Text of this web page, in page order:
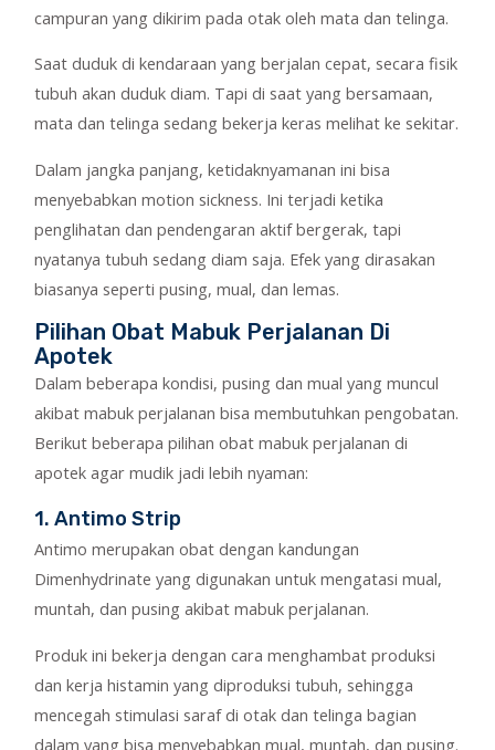
campuran yang dikirim pada otak oleh mata dan telinga.
Saat duduk di kendaraan yang berjalan cepat, secara fisik
tubuh akan duduk diam. Tapi di saat yang bersamaan,
mata dan telinga sedang bekerja keras melihat ke sekitar.
Dalam jangka panjang, ketidaknyamanan ini bisa
menyebabkan motion sickness. Ini terjadi ketika
penglihatan dan pendengaran aktif bergerak, tapi
nyatanya tubuh sedang diam saja. Efek yang dirasakan
biasanya seperti pusing, mual, dan lemas.
Pilihan Obat Mabuk Perjalanan Di
Apotek
Dalam beberapa kondisi, pusing dan mual yang muncul
akibat mabuk perjalanan bisa membutuhkan pengobatan.
Berikut beberapa pilihan obat mabuk perjalanan di
apotek agar mudik jadi lebih nyaman:
1. Antimo Strip
Antimo merupakan obat dengan kandungan
Dimenhydrinate yang digunakan untuk mengatasi mual,
muntah, dan pusing akibat mabuk perjalanan.
Produk ini bekerja dengan cara menghambat produksi
dan kerja histamin yang diproduksi tubuh, sehingga
mencegah stimulasi saraf di otak dan telinga bagian
dalam yang bisa menyebabkan mual, muntah, dan pusing.